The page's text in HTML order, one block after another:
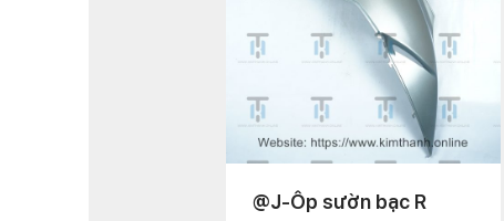
@J-Ốp sườn bạc R